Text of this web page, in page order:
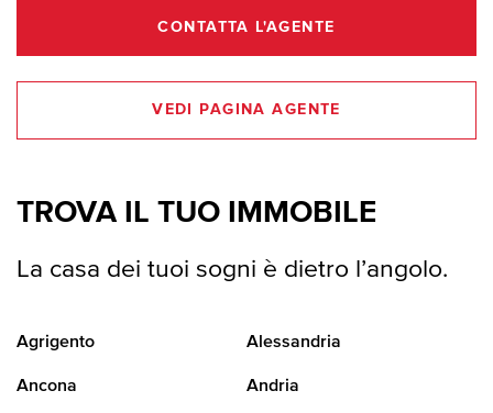
CONTATTA L'AGENTE
VEDI PAGINA AGENTE
TROVA IL TUO IMMOBILE
La casa dei tuoi sogni è dietro l’angolo.
Agrigento Alessandria
Ancona Andria